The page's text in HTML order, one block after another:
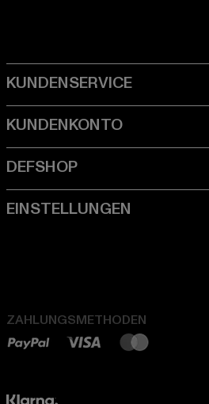
ZAHLUNGSMETHODEN